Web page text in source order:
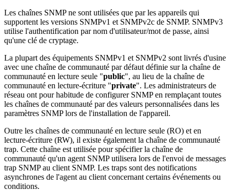
Les chaînes SNMP ne sont utilisées que par les appareils qui
supportent les versions SNMPv1 et SNMPv2c de SNMP. SNMPv3
utilise l'authentification par nom d'utilisateur/mot de passe, ainsi
qu'une clé de cryptage.
La plupart des équipements SNMPv1 et SNMPv2 sont livrés d'usine
avec une chaîne de communauté par défaut définie sur la chaîne de
communauté en lecture seule "public", au lieu de la chaîne de
communauté en lecture-écriture "private". Les administrateurs de
réseau ont pour habitude de configurer SNMP en remplaçant toutes
les chaînes de communauté par des valeurs personnalisées dans les
paramètres SNMP lors de l'installation de l'appareil.
Outre les chaînes de communauté en lecture seule (RO) et en
lecture-écriture (RW), il existe également la chaîne de communauté
trap. Cette chaîne est utilisée pour spécifier la chaîne de
communauté qu'un agent SNMP utilisera lors de l'envoi de messages
trap SNMP au client SNMP. Les traps sont des notifications
asynchrones de l'agent au client concernant certains événements ou
conditions.